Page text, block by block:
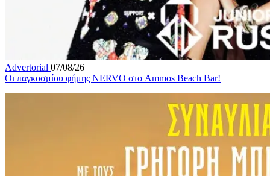
Advertorial 07/08/26
Οι παγκοσμίου φήμης NERVO στο Ammos Beach Bar!